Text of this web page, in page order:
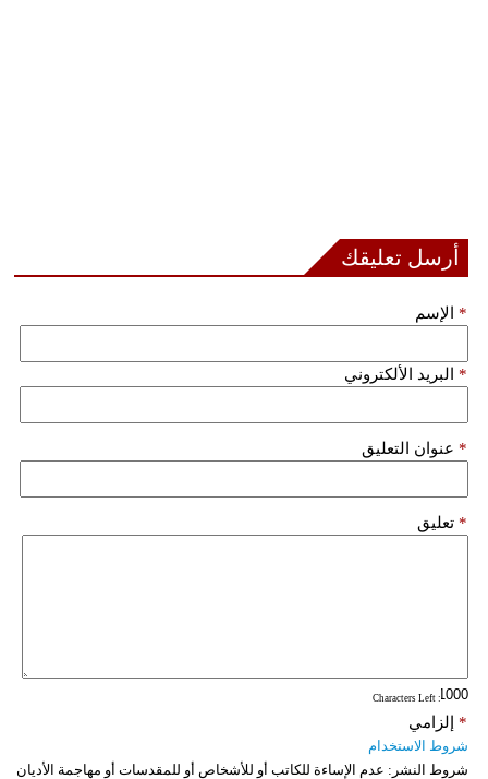
أرسل تعليقك
الإسم *
البريد الألكتروني *
عنوان التعليق *
تعليق *
: Characters Left
إلزامي *
شروط الاستخدام
شروط النشر: عدم الإساءة للكاتب أو للأشخاص أو للمقدسات أو مهاجمة الأديان